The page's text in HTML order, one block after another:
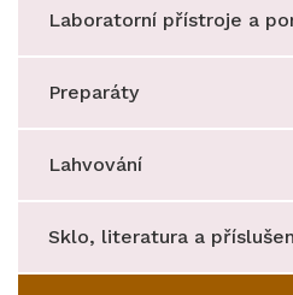
Laboratorní přístroje a
Preparáty
Lahvování
Sklo, literatura a